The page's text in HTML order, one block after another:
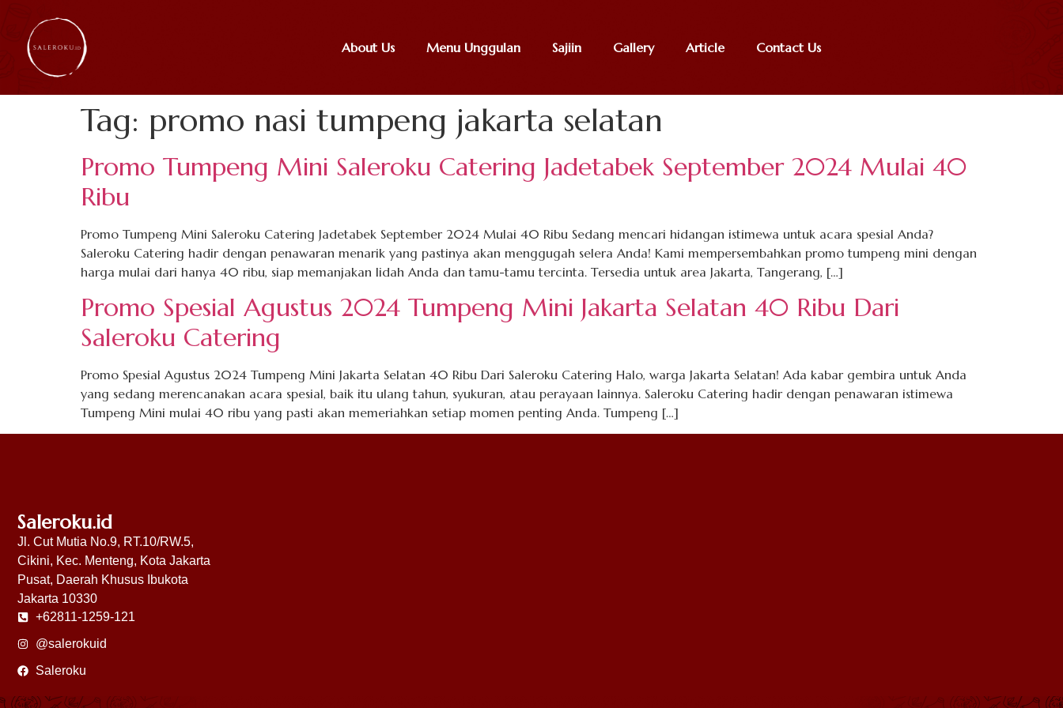
About Us Menu Unggulan Sajiin Gallery Article Contact Us
Tag: promo nasi tumpeng jakarta selatan
Promo Tumpeng Mini Saleroku Catering Jadetabek September 2024 Mulai 40
Ribu
Promo Tumpeng Mini Saleroku Catering Jadetabek September 2024 Mulai 40 Ribu Sedang mencari hidangan istimewa untuk acara spesial Anda?
Saleroku Catering hadir dengan penawaran menarik yang pastinya akan menggugah selera Anda! Kami mempersembahkan promo tumpeng mini dengan
harga mulai dari hanya 40 ribu, siap memanjakan lidah Anda dan tamu-tamu tercinta. Tersedia untuk area Jakarta, Tangerang, […]
Promo Spesial Agustus 2024 Tumpeng Mini Jakarta Selatan 40 Ribu Dari
Saleroku Catering
Promo Spesial Agustus 2024 Tumpeng Mini Jakarta Selatan 40 Ribu Dari Saleroku Catering Halo, warga Jakarta Selatan! Ada kabar gembira untuk Anda
yang sedang merencanakan acara spesial, baik itu ulang tahun, syukuran, atau perayaan lainnya. Saleroku Catering hadir dengan penawaran istimewa
Tumpeng Mini mulai 40 ribu yang pasti akan memeriahkan setiap momen penting Anda. Tumpeng […]
Saleroku.id
Jl. Cut Mutia No.9, RT.10/RW.5,
Cikini, Kec. Menteng, Kota Jakarta
Pusat, Daerah Khusus Ibukota
Jakarta 10330
+62811-1259-121
@salerokuid
Saleroku